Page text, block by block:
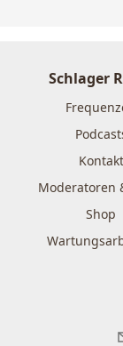
Schlager
Kontakt
Moderatoren
Shop